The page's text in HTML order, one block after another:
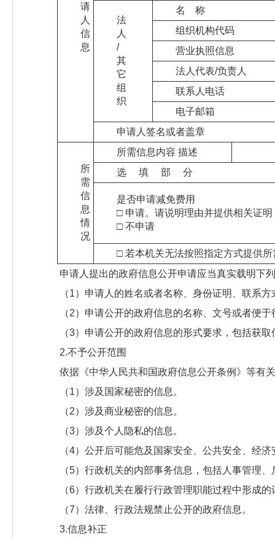
请
人
信
息
法
人
/
其
它
组
织
名 称
组织机构代码
营业执照信息
法人代表/负责人
联系人电话
电子邮箱
申请人签名或者盖章
所
需
信
息
情
况
所需信息内容 描述
选 填 部 分
是否申请减免费用
□ 申请。请说明理由并提供相关证明
□ 不申请
□ 若本机关无法按照指定方式提供
申请人提出的政府信息公开申请应当真实载明下
（1）申请人的姓名或者名称、身份证明、联系方
（2）申请公开的政府信息的名称、文号或者便
（3）申请公开的政府信息的形式要求，包括获
2.不予公开范围
依据《中华人民共和国政府信息公开条例》等有
（1）涉及国家秘密的信息。
（2）涉及商业秘密的信息。
（3）涉及个人隐私的信息。
（4）公开后可能危及国家安全、公共安全、经
（5）行政机关的内部事务信息，包括人事管理
（6）行政机关在履行行政管理职能过程中形成
（7）法律、行政法规禁止公开的政府信息。
3.信息补正